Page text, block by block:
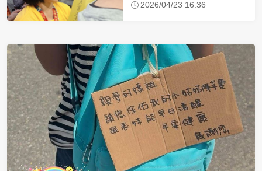
2026/04/23 16:36